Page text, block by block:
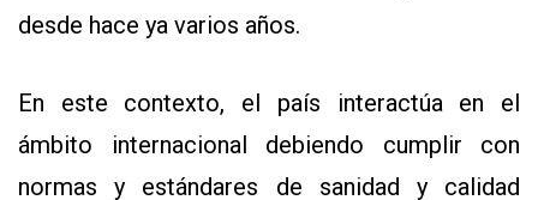
DE
SITIO
QUIENES
SOMOS
desde hace ya varios años.
En este contexto, el país interactúa en el
ámbito internacional debiendo cumplir con
normas y estándares de sanidad y calidad